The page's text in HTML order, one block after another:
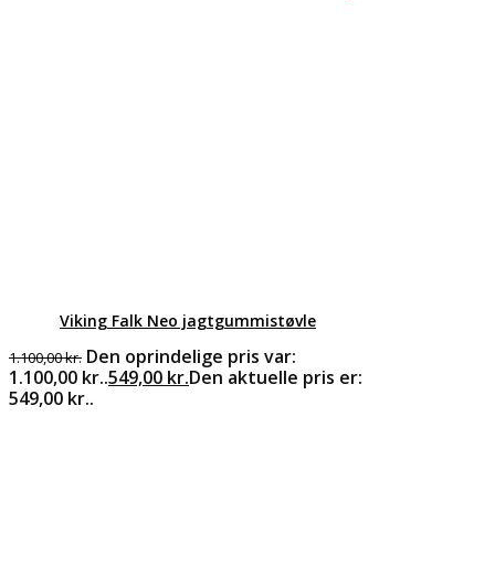
Viking Falk Neo jagtgummistøvle
1.100,00kr. Den oprindelige pris var:
1.100,00 kr..549,00 kr.Den aktuelle pris er:
549,00 kr..